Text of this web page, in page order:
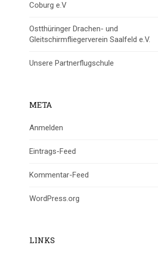
Coburg e.V
Ostthüringer Drachen- und
Gleitschirmfliegerverein Saalfeld e.V.
Unsere Partnerflugschule
META
Anmelden
Eintrags-Feed
Kommentar-Feed
WordPress.org
LINKS